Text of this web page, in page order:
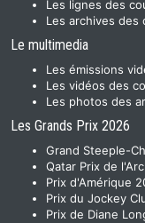
Les lignes des
Les archives des
Le multimedia
Les émissions
Les vidéos des
Les photos des
Les Grands Prix 2026
Grand Steeple-
Qatar Prix de
Prix d'Amérique
Prix du Jockey
Prix de Diane